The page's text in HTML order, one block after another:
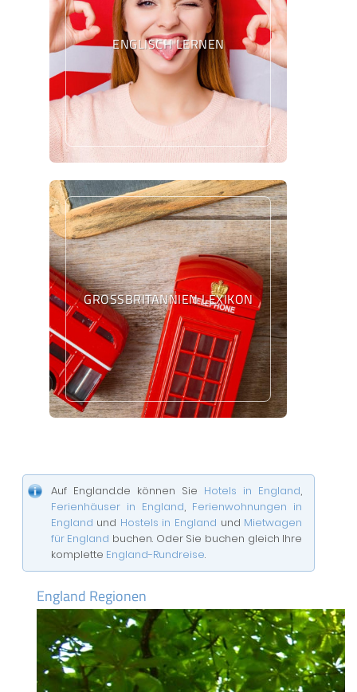
ENGLISCH LERNEN
GROSSBRITANNIEN LEXIKON
Auf England.de können Sie Hotels in England,
Ferienhäuser in England, Ferienwohnungen in
England und Hostels in England und Mietwagen
für England buchen. Oder Sie buchen gleich Ihre
komplette England-Rundreise.
England Regionen